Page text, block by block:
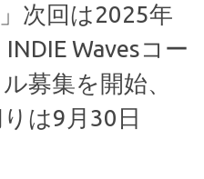
」次回は2025年
Wavesコー
募集を開始、
は9月30日